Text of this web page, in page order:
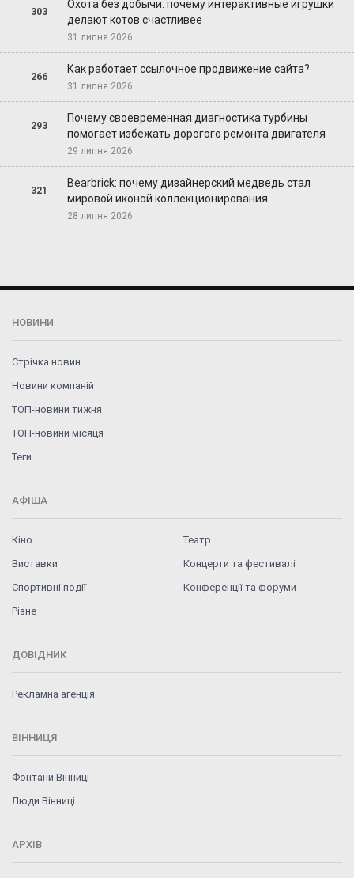
303
Охота без добычи: почему интерактивные игрушки
делают котов счастливее
31 липня 2026
266
Как работает ссылочное продвижение сайта?
31 липня 2026
293
Почему своевременная диагностика турбины
помогает избежать дорогого ремонта двигателя
29 липня 2026
321
Bearbrick: почему дизайнерский медведь стал
мировой иконой коллекционирования
28 липня 2026
НОВИНИ
Стрічка новин
Новини компаній
ТОП-новини тижня
ТОП-новини місяця
Теги
АФІША
Кіно
Театр
Виставки
Концерти та фестивалі
Спортивні події
Конференції та форуми
Різне
ДОВІДНИК
Рекламна агенція
ВІННИЦЯ
Фонтани Вінниці
Люди Вінниці
АРХІВ